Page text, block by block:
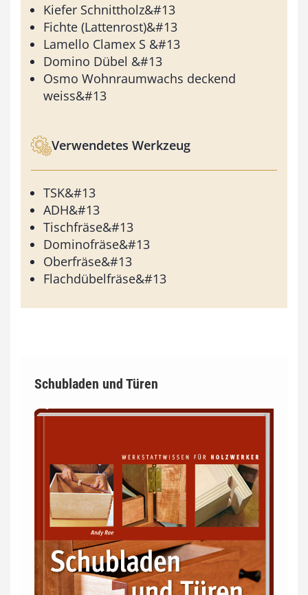
Kiefer Schnittholz&#13
Fichte (Lattenrost)&#13
Lamello Clamex S &#13
Domino Dübel &#13
Osmo Wohnraumwachs deckend
weiss&#13
Verwendetes Werkzeug
TSK&#13
ADH&#13
Tischfräse&#13
Dominofräse&#13
Oberfräse&#13
Flachdübelfräse&#13
Schubladen und Türen